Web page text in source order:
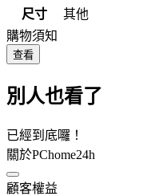
尺寸
其他
購物須知
查看
別人也看了
已經到底囉！
關於PChome24h
顧客權益